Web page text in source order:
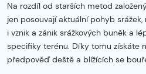
Na rozdíl od starších metod
jen posouvají aktuální pohyb
i vznik a zánik srážkových buněk a
specifiky terénu. Díky tomu získáte
předpověď deště a blížících se